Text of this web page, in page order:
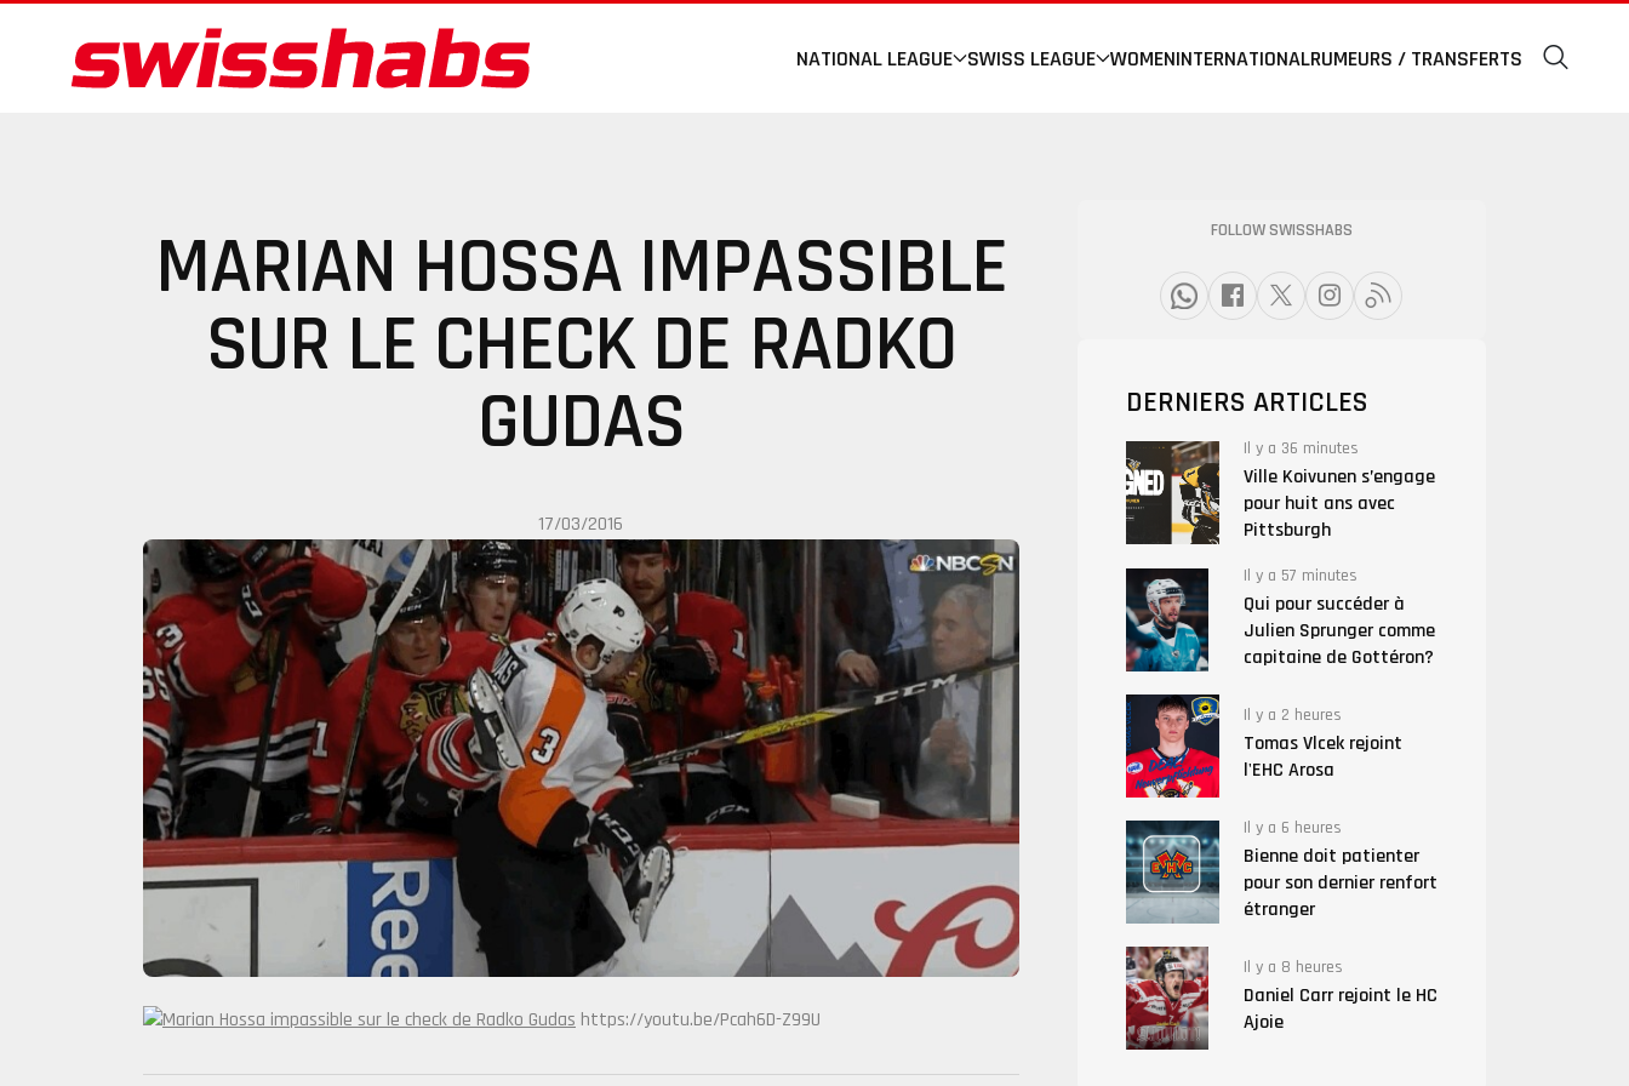
NATIONAL LEAGUE SWISS LEAGUE WOMENINTERNATIONALRUMEURS / TRANSFERTS
MARIAN HOSSA IMPASSIBLE
SUR LE CHECK DE RADKO
GUDAS
17/03/2016
https://youtu.be/Pcah6D-Z99U
FOLLOW SWISSHABS
DERNIERS ARTICLES
Il y a 36 minutes
Ville Koivunen s’engage
pour huit ans avec
Pittsburgh
Il y a 57 minutes
Qui pour succéder à
Julien Sprunger comme
capitaine de Gottéron?
Il y a 2 heures
Tomas Vlcek rejoint
l'EHC Arosa
Il y a 6 heures
Bienne doit patienter
pour son dernier renfort
étranger
Il y a 8 heures
Daniel Carr rejoint le HC
Ajoie